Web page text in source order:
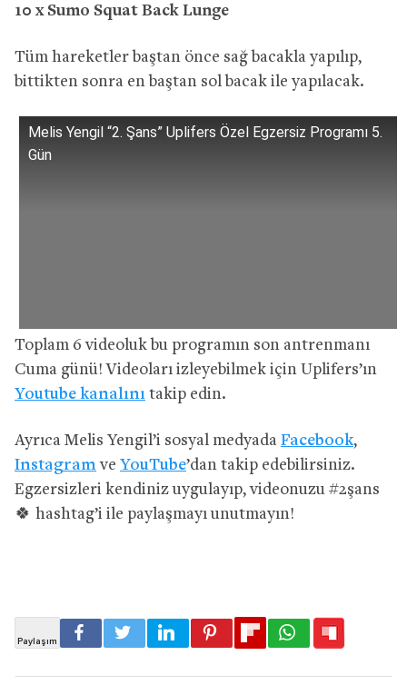
10 x Sumo Squat Back Lunge
Tüm hareketler baştan önce sağ bacakla yapılıp,
bittikten sonra en baştan sol bacak ile yapılacak.
Melis Yengil “2. Şans” Uplifers Özel Egzersiz Programı 5.
Gün
Toplam 6 videoluk bu programın son antrenmanı
Cuma günü! Videoları izleyebilmek için Uplifers’ın
Youtube kanalını takip edin.
Ayrıca Melis Yengil’i sosyal medyada Facebook,
Instagramve YouTube’dan takip edebilirsiniz.
Egzersizleri kendiniz uygulayıp, videonuzu #2şans
🍀 hashtag’i ile paylaşmayı unutmayın!